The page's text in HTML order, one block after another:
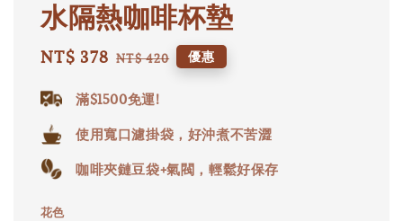
水隔熱咖啡杯墊
Sale
NT$ 378 Regular
NT$ 420 優惠
滿$1500免運!
使用寬口濾掛袋，好沖煮不苦澀
咖啡夾鏈豆袋+氣閥，輕鬆好保存
花色